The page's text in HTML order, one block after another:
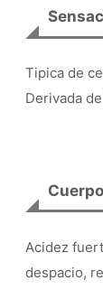
Tipica de
Derivada
Acidez
despacio,